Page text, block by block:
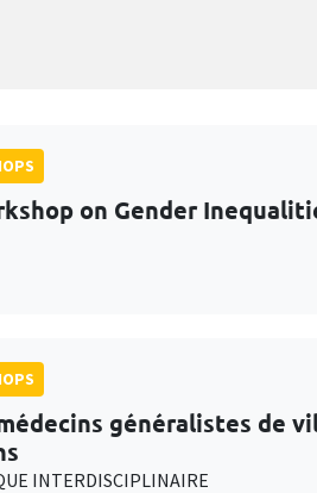
on Gender
généralistes de
INTERDISCIPLINAIRE